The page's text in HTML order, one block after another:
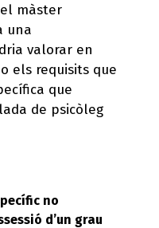
màster
una
valorar en
els requisits que
que
de psicòleg
no
d’un grau